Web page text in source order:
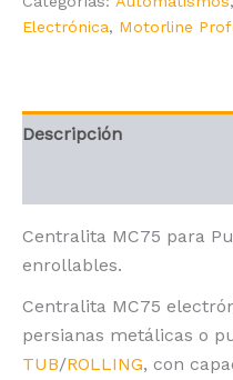
Electrónica, Motorline
Descripción
Centralita MC75 para
enrollables.
Centralita MC75
persianas metálicas o
TUB/ROLLING, con